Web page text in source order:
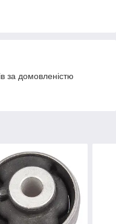
за домовленістю